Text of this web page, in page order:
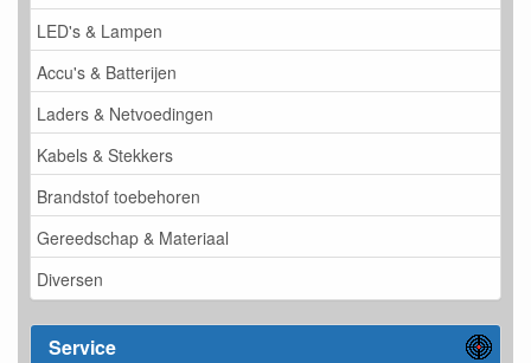
LED's & Lampen
Accu's & Batterijen
Laders & Netvoedingen
Kabels & Stekkers
Brandstof toebehoren
Gereedschap & Materiaal
Diversen
Service